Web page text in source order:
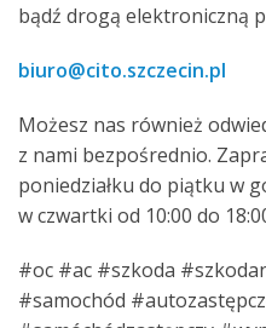
bądź drogą elektroniczną
biuro@cito.szczecin.pl
Możesz nas również
z nami bezpośrednio.
poniedziałku do piątku w
w czwartki od 10:00 do
#oc #ac #szkoda
#samochód